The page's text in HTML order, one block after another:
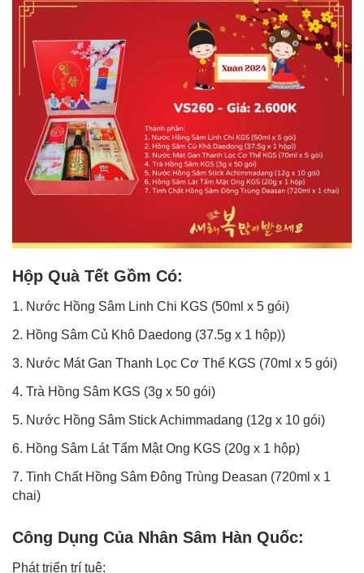
Hộp Quà Tết Gồm Có:
1. Nước Hồng Sâm Linh Chi KGS (50ml x 5 gói)
2. Hồng Sâm Củ Khô Daedong (37.5g x 1 hộp))
3. Nước Mát Gan Thanh Lọc Cơ Thể KGS (70ml x 5 gói)
4. Trà Hồng Sâm KGS (3g x 50 gói)
5. Nước Hồng Sâm Stick Achimmadang (12g x 10 gói)
6. Hồng Sâm Lát Tẩm Mật Ong KGS (20g x 1 hộp)
7. Tinh Chất Hồng Sâm Đông Trùng Deasan (720ml x 1
chai)
Công Dụng Của Nhân Sâm Hàn Quốc:
Phát triển trí tuệ: